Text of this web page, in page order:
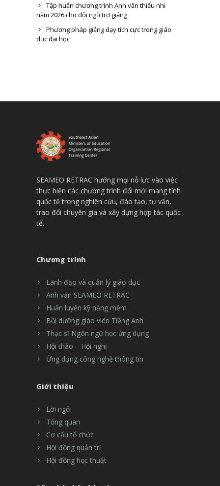
Tập huấn chương trình Anh văn thiếu nhi
năm 2026 cho đội ngũ trợ giảng
Phương pháp giảng dạy tích cực trong giáo
dục đại học
SEAMEO RETRAC hướng mọi nỗ lực vào việc
thực hiện các chương trình đổi mới mang tính
quốc tế trong nghiên cứu, đào tạo, tư vấn,
trao đổi chuyên gia và xây dựng hợp tác quốc
tế.
Chương trình
Lãnh đạo và quản lý giáo dục
Anh văn SEAMEO RETRAC
Huấn luyện kỹ năng mềm
Bồi dưỡng giáo viên Tiếng Anh
Thạc sĩ Ngôn ngữ học ứng dụng
Hội thảo – Hội nghị
Ứng dụng công nghệ thông tin
Giới thiệu
Lời ngỏ
Tổng quan
Cơ cấu tổ chức
Hội đồng quản trị
Hội đồng học thuật